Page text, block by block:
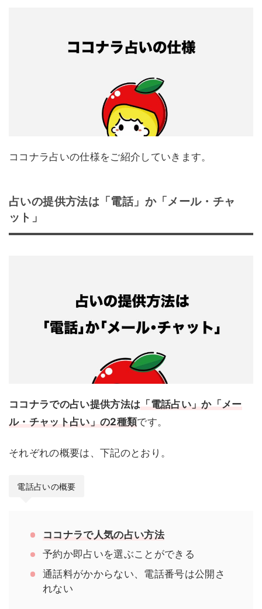
ココナラ占いの仕様をご紹介していきます。
占いの提供方法は「電話」か「メール・チャ
ット」
ココナラでの占い提供方法は 「電話占い」か「メー
ル・チャット占い」の2種類です。
それぞれの概要は、下記のとおり。
電話占いの概要
ココナラで人気の占い方法
予約か即占いを選ぶことができる
通話料がかからない、電話番号は公開さ
れない